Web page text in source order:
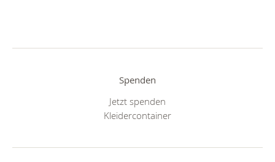
Spenden
Jetzt spenden
Kleidercontainer